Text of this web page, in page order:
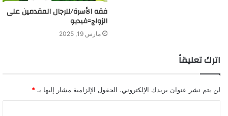
فقه الأسرة/للرجال المقدمين على
الزواج=فيديو
مارس 19, 2025
اترك تعليقاً
لن يتم نشر عنوان بريدك الإلكتروني. الحقول الإلزامية مشار إليها بـ *